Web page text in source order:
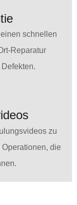
schnellen
Reparatur
zu
die